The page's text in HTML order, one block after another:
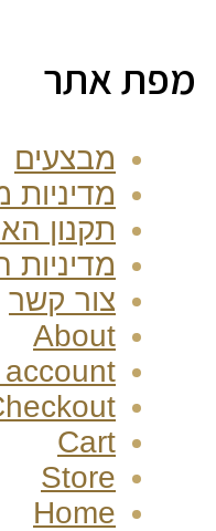
מפת אתר
מבצעים
מדיניות
תקנון
מדיניות
צור קשר
About
account
Cart
Store
Home